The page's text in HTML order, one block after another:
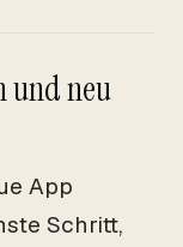
und neu
App
Schritt,